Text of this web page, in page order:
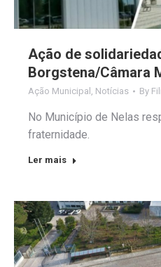
Ação de
Borgstena/Câmara
Ação Municipal , Notícias By
No Município de Nelas
fraternidade.
Ler mais